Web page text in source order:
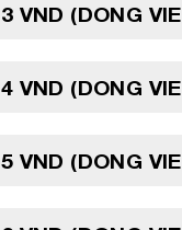
3 VND (DONG
4 VND (DONG
5 VND (DONG